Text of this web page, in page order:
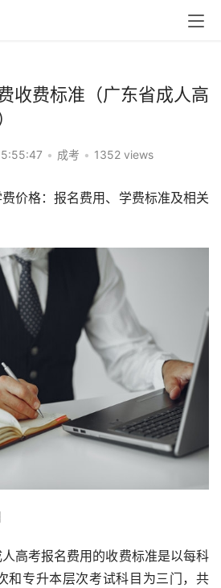
收费标准（广东省成人高
• 成考 • 1352 views
价格：报名费用、学费标准及相关
高考报名费用的收费标准是以每科
和专升本层次考试科目为三门，共